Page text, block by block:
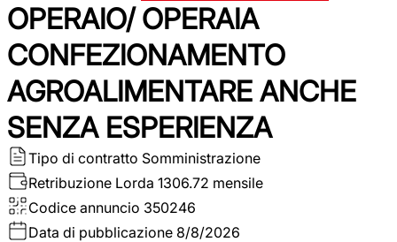
OPERAIO/ OPERAIA
CONFEZIONAMENTO
AGROALIMENTARE ANCHE
SENZA ESPERIENZA
Tipo di contratto Somministrazione
Retribuzione Lorda 1306.72 mensile
Codice annuncio 350246
Data di pubblicazione 8/8/2026